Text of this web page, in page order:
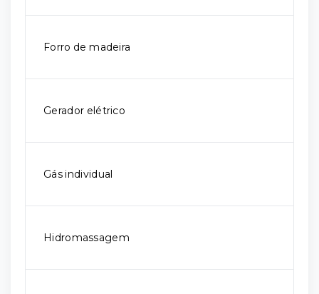
Forro de madeira
Gerador elétrico
Gás individual
Hidromassagem